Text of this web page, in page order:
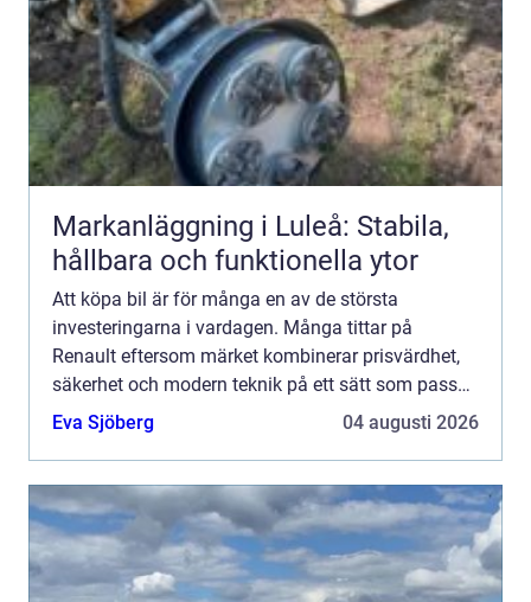
Markanläggning i Luleå: Stabila,
hållbara och funktionella ytor
Att köpa bil är för många en av de största
investeringarna i vardagen. Många tittar på
Renault eftersom märket kombinerar prisvärdhet,
säkerhet och modern teknik på ett sätt som passar
både familjer, pendlare och företagare. Den som
Eva Sjöberg 04 augusti 2026